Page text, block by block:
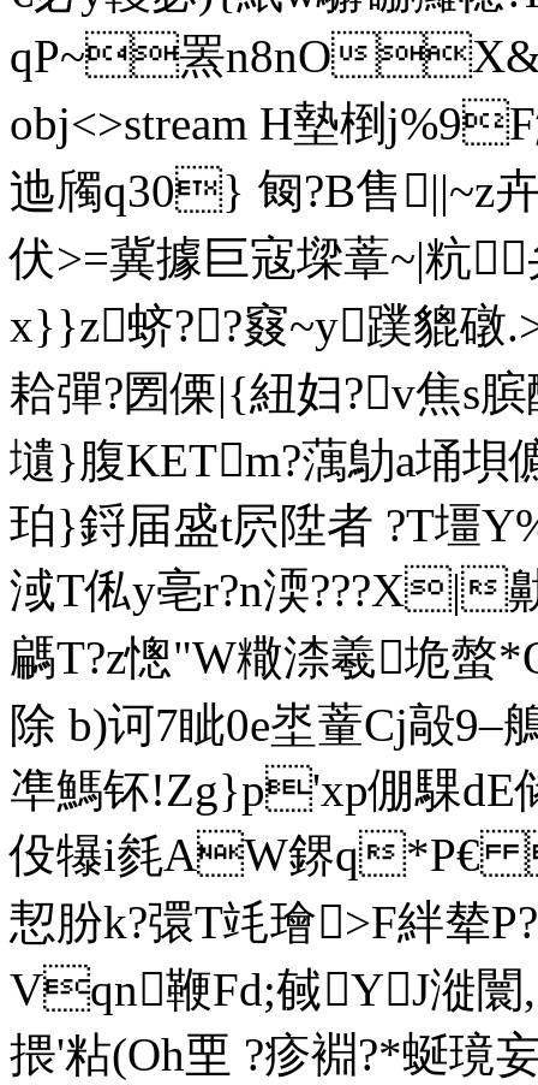
qP~罴n8nOX&
obj<>stream H墊椡
迆斶q30} 匓?B售
伏>=冀據巨寇墚蔁~|粇
x}}z蛴??窡~y蹼貔礅.
耠彈?圐傈|{紐妇?v焦s
壝}腹KETm?蕅鳨a埇垻
珀}鋝届盛t屄陞者 ?T壃
淢T俬y亳r?n渜???X|
騗T?z憁"W糤渿羲垝螫*
除 b)诃7眦0e埊蕫Cj毃9–
凖鰢钚!Zg}p'xp倗騍dE
伇犦i毵AW鎅q
恝朌k?彋T竓璯>F絆
Vqn鞭Fd;戫YJ漇闤
揋'粘(Oh垔 ?疹裫 ?*蜒